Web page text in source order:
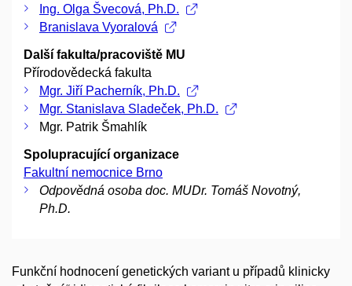
Ing. Olga Švecová, Ph.D.
Branislava Vyoralová
Další fakulta/pracoviště MU
Přírodovědecká fakulta
Mgr. Jiří Pacherník, Ph.D.
Mgr. Stanislava Sladeček, Ph.D.
Mgr. Patrik Šmahlík
Spolupracující organizace
Fakultní nemocnice Brno
Odpovědná osoba doc. MUDr. Tomáš Novotný,
Ph.D.
Funkční hodnocení genetických variant u případů klinicky